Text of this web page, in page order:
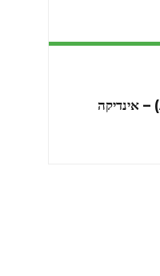
איי.וי.ג'י-אס (A.V.G-S) – אינדיקה